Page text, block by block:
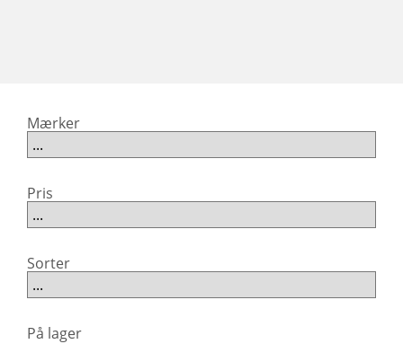
Mærker
Pris
Sorter
På lager